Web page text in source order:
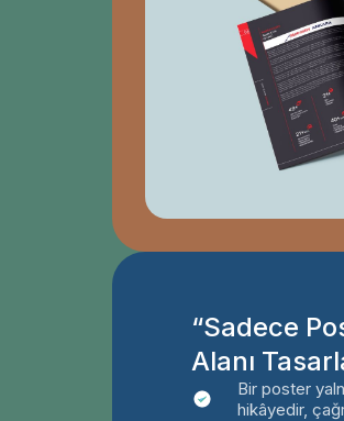
“Sadece
Alanı
Bir poster
hikâyedir,